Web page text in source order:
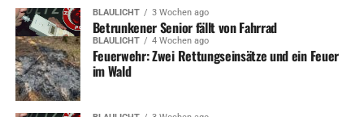
BLAULICHT 3 Wochen ago
Betrunkener Senior fällt von Fahrrad
BLAULICHT 4 Wochen ago
Feuerwehr: Zwei Rettungseinsätze und ein Feuer
im Wald